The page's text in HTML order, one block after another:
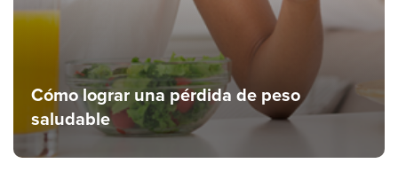
Cómo lograr una pérdida de peso
saludable